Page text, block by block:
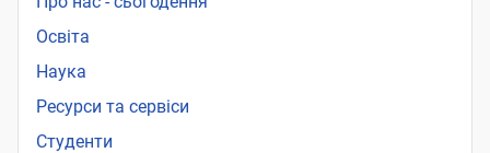
Освіта
Наука
Ресурси та сервіси
Студенти